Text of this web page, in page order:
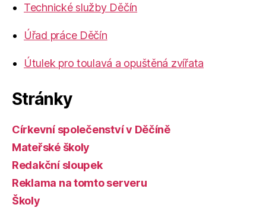
Technické služby Děčín
Úřad práce Děčín
Útulek pro toulavá a opuštěná zvířata
Stránky
Církevní společenství v Děčíně
Mateřské školy
Redakční sloupek
Reklama na tomto serveru
Školy